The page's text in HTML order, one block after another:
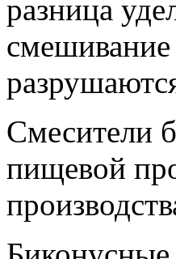
разница
смешивание
Смесители
пищевой